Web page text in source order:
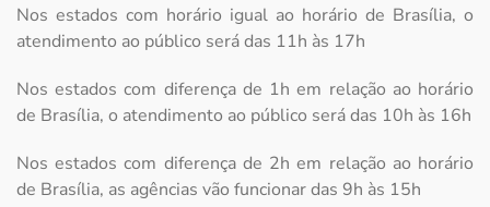
Nos estados com horário igual ao horário de Brasília, o
atendimento ao público será das 11h às 17h
Nos estados com diferença de 1h em relação ao horário
de Brasília, o atendimento ao público será das 10h às 16h
Nos estados com diferença de 2h em relação ao horário
de Brasília, as agências vão funcionar das 9h às 15h